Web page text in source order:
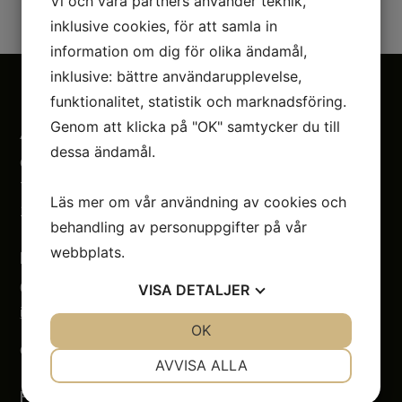
Adress
Citronelles Agenturer AB
Tullvaktsvägen 2
115 56 Stockholm
Kontakt
08 – 626 90 40
info@citronelles.com
Org 55 68 76-4327
inklusive cookies, för att samla in
information om dig för olika ändamål,
inklusive: bättre användarupplevelse,
funktionalitet, statistik och marknadsföring.
Genom att klicka på "OK" samtycker du till
dessa ändamål.
Läs mer om vår användning av cookies och
behandling av personuppgifter på vår
webbplats.
VISA DETALJER
AVVISA ALLA
OK